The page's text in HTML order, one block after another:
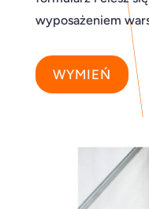
wyposażeniem
WYMIEŃ